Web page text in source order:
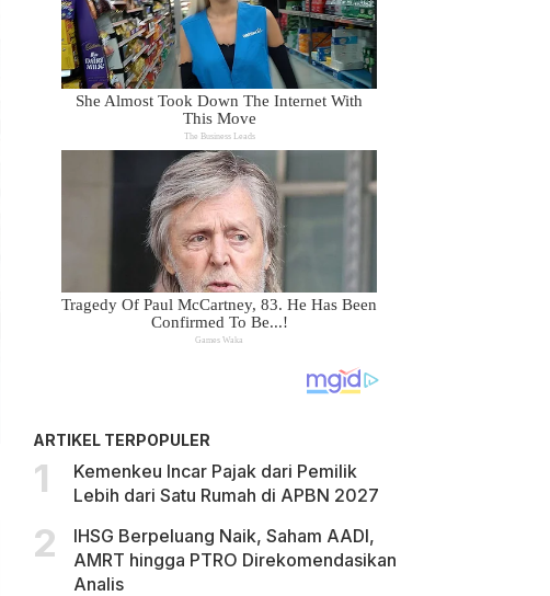
ARTIKEL TERPOPULER
Kemenkeu Incar Pajak dari Pemilik
Lebih dari Satu Rumah di APBN 2027
IHSG Berpeluang Naik, Saham AADI,
AMRT hingga PTRO Direkomendasikan
Analis